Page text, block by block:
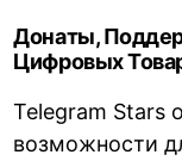
Донаты,
Цифровых
Telegram Stars
возможности